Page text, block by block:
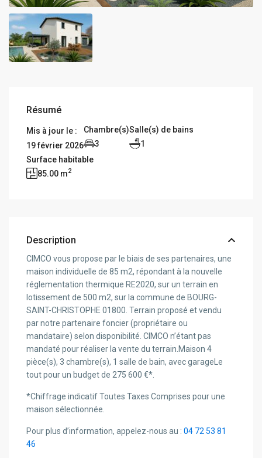
Résumé
Mis à jour le :
19 février 2026
Chambre(s)
3
Salle(s) de bains
1
Surface habitable
85.00 m2
Description
CIMCO vous propose par le biais de ses partenaires, une
maison individuelle de 85 m2, répondant à la nouvelle
réglementation thermique RE2020, sur un terrain en
lotissement de 500 m2, sur la commune de BOURG-
SAINT-CHRISTOPHE 01800. Terrain proposé et vendu
par notre partenaire foncier (propriétaire ou
mandataire) selon disponibilité. CIMCO n’étant pas
mandaté pour réaliser la vente du terrain.Maison 4
pièce(s), 3 chambre(s), 1 salle de bain, avec garageLe
tout pour un budget de 275 600 €*.
*Chiffrage indicatif Toutes Taxes Comprises pour une
maison sélectionnée.
Pour plus d’information, appelez-nous au :04 72 53 81
46